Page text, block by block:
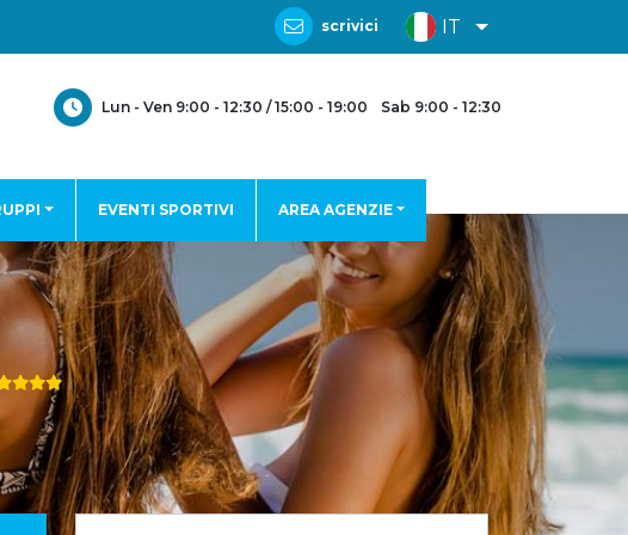
scrivici IT
Lun - Ven 9:00 - 12:30 / 15:00 - 19:00 Sab 9:00 - 12:30
EVENTI SPORTIVI AREA AGENZIE